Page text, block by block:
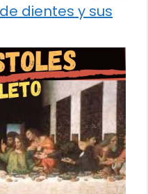
dientes y sus